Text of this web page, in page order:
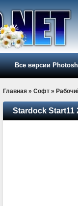
Все версии
Главная » Софт »
Stardock Start11